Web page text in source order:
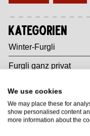
Kategorien
Winter-Furgli
Furgli ganz privat
Sommersport-Furgli
Sommer-Furgli
We use cookies
We may place these for
show personalised content
more information about the